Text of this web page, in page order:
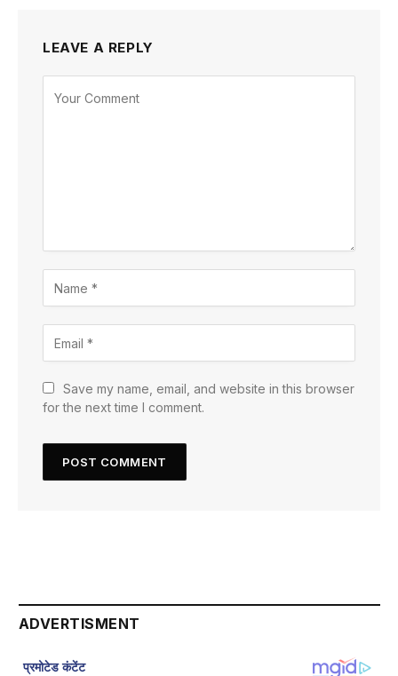
LEAVE A REPLY
Save my name, email, and website in this browser
for the next time I comment.
ADVERTISMENT